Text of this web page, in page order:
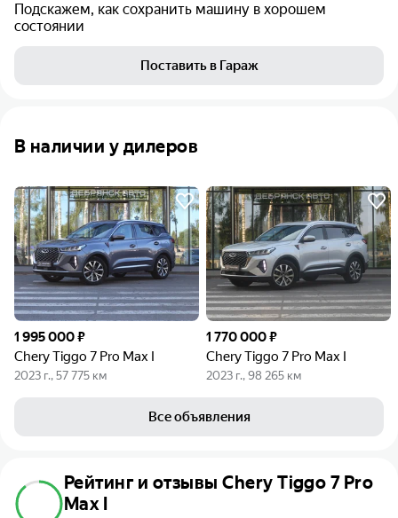
Подскажем, как сохранить машину в хорошем
состоянии
Поставить в Гараж
В наличии у дилеров
1 995 000 ₽
Chery Tiggo 7 Pro Max I
2023 г., 57 775 км
1 770 000 ₽
Chery Tiggo 7 Pro Max I
2023 г., 98 265 км
Все объявления
Рейтинг и отзывы Chery Tiggo 7 Pro
Max I